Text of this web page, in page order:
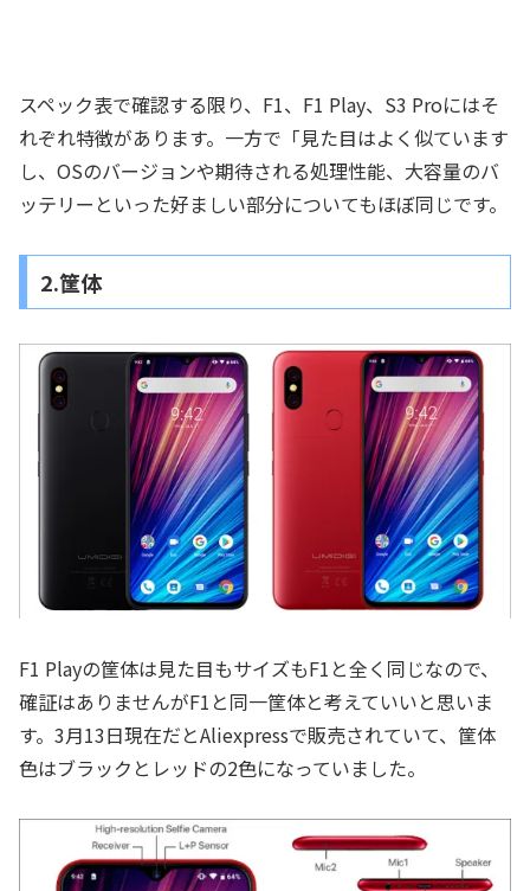
スペック表で確認する限り、F1、F1 Play、S3 Proにはそ
れぞれ特徴があります。一方で「見た目はよく似ています
し、OSのバージョンや期待される処理性能、大容量のバ
ッテリーといった好ましい部分についてもほぼ同じです。
2.筐体
F1 Playの筐体は見た目もサイズもF1と全く同じなので、
確証はありませんがF1と同一筐体と考えていいと思いま
す。3月13日現在だとAliexpressで販売されていて、筐体
色はブラックとレッドの2色になっていました。